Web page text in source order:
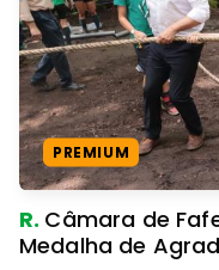
PREMIUM
R. Câmara de Fafe
Medalha de